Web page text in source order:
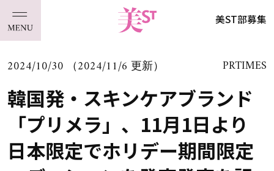
美ST部募集
2024/10/30 （2024/11/6 更新） PRTIMES
韓国発・スキンケアブランド
「プリメラ」、11月1日より
日本限定でホリデー期間限定